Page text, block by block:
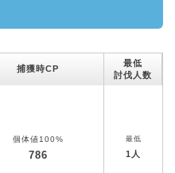
捕獲時CP
最低
討伐人数
個体値100%
786
最低
1人